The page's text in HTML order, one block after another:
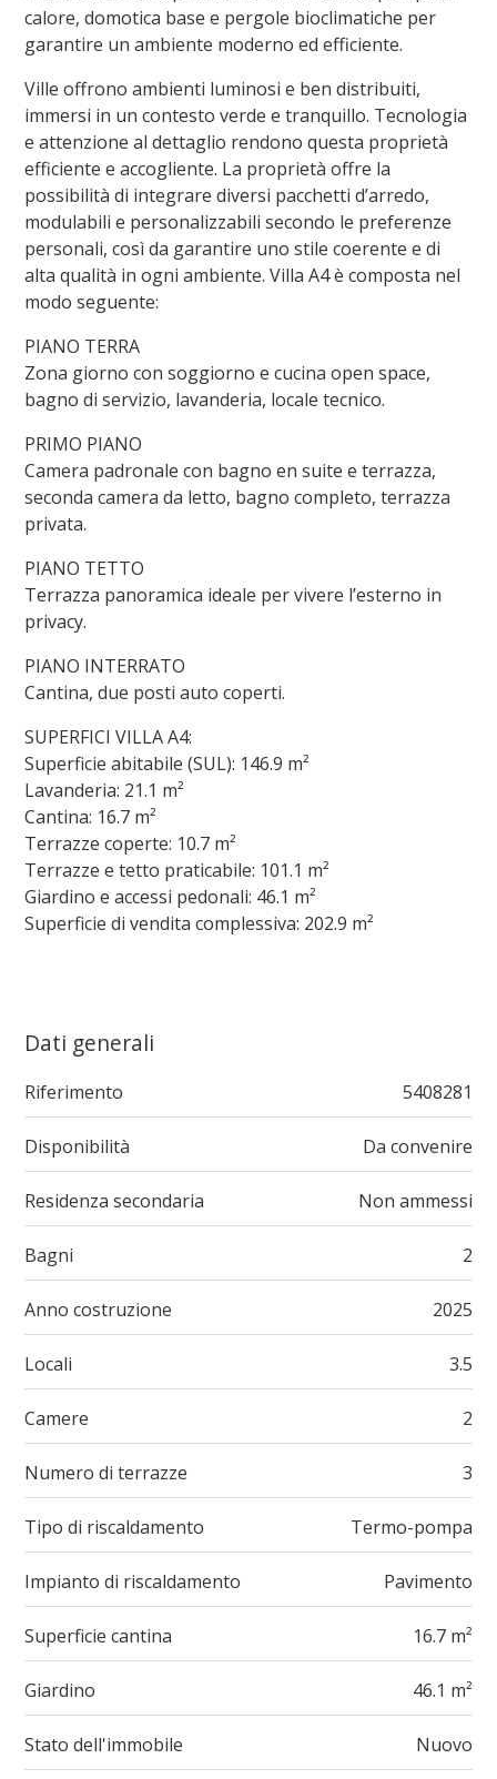
calore, domotica base e pergole bioclimatiche per
garantire un ambiente moderno ed efficiente.
Ville offrono ambienti luminosi e ben distribuiti,
immersi in un contesto verde e tranquillo. Tecnologia
e attenzione al dettaglio rendono questa proprietà
efficiente e accogliente. La proprietà offre la
possibilità di integrare diversi pacchetti d’arredo,
modulabili e personalizzabili secondo le preferenze
personali, così da garantire uno stile coerente e di
alta qualità in ogni ambiente.Villa A4 è composta nel
modo seguente:
PIANO TERRA
Zona giorno con soggiorno e cucina open space,
bagno di servizio, lavanderia, locale tecnico.
PRIMO PIANO
Camera padronale con bagno en suite e terrazza,
seconda camera da letto, bagno completo, terrazza
privata.
PIANO TETTO
Terrazza panoramica ideale per vivere l’esterno in
privacy.
PIANO INTERRATO
Cantina, due posti auto coperti.
SUPERFICI VILLA A4:
Superficie abitabile (SUL): 146.9 m²
Lavanderia: 21.1 m²
Cantina: 16.7 m²
Terrazze coperte: 10.7 m²
Terrazze e tetto praticabile: 101.1 m²
Giardino e accessi pedonali: 46.1 m²
Superficie di vendita complessiva: 202.9 m²
Dati generali
Riferimento 5408281
Disponibilità Da convenire
Residenza secondaria Non ammessi
Bagni 2
Anno costruzione 2025
Locali 3.5
Camere 2
Numero di terrazze 3
Tipo di riscaldamento Termo-pompa
Impianto di riscaldamento Pavimento
Superficie cantina 16.7 m²
Giardino 46.1 m²
Stato dell'immobile Nuovo